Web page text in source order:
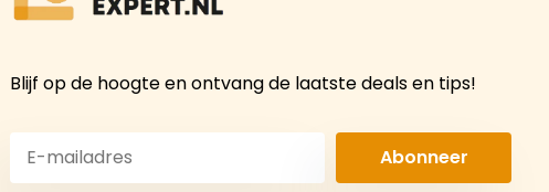
Blijf op de hoogte en ontvang de laatste deals en tips!
Abonneer